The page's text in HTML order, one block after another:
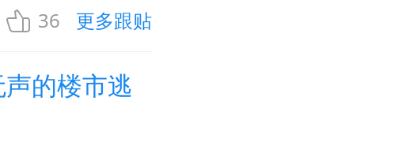
36 更多跟贴
的楼市逃